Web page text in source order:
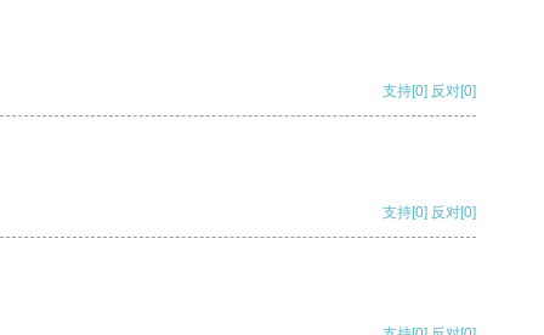
支持[0] 反对[0]
支持[0] 反对[0]